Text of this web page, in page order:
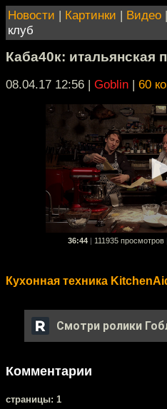
Новости | Картинки | Видео |
клуб
Каба40к: итальянская
08.04.17 12:56 | Goblin | 60
36:44 111935 просмотров
Кухонная техника
Смотри ролики
Комментарии
cтраницы: 1